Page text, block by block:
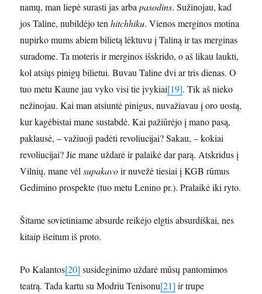
namų, man liepė surasti jas arbapasodins. Sužinojau, kad
jos Taline, nubildėjo tenhitchhiku. Vienos merginos motina
nupirko mums abiem bilietą lėktuvu į Taliną ir tas merginas
suradome. Ta moteris ir merginos išskrido, o aš likau laukti,
kol atsiųs pinigų bilietui. Buvau Taline dvi ar tris dienas. O
tuo metu Kaune jau vyko visi tie įvykiai[19]. Tik aš nieko
nežinojau. Kai man atsiuntė pinigus, nuvažiavau į oro uostą,
kur kagėbistai mane sustabdė. Kai pažiūrėjo į mano pasą,
paklausė, – važiuoji padėti revoliucijai? Sakau, – kokiai
revoliucijai? Jie mane uždarė ir palaikė dar parą. Atskridus į
Vilnių, mane vėlsupakavoir nuvežė tiesiai į KGB rūmus
Gedimino prospekte (tuo metu Lenino pr.). Pralaikė iki ryto.
Šitame sovietiniame absurde reikėjo elgtis absurdiškai, nes
kitaip išeitum iš proto.
Po Kalantos[20] susideginimo uždarė mūsų pantomimos
teatrą. Tada kartu su Modriu Tenisonu[21] ir trupe